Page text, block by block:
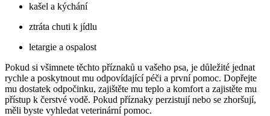
kašel a kýchání
ztráta chuti k jídlu
letargie a ospalost
Pokud si všimnete těchto příznaků u vašeho psa, je důležité jednat
rychle a poskytnout mu odpovídající péči a první pomoc. Dopřejte
mu dostatek odpočinku, zajištěte mu teplo a komfort a zajistěte mu
přístup k čerstvé vodě. Pokud příznaky perzistují nebo se zhoršují,
měli byste vyhledat veterinární pomoc.